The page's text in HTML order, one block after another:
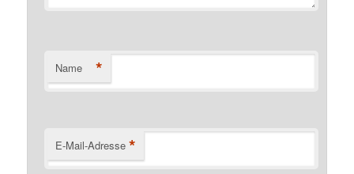
Name *
E-Mail-Adresse *